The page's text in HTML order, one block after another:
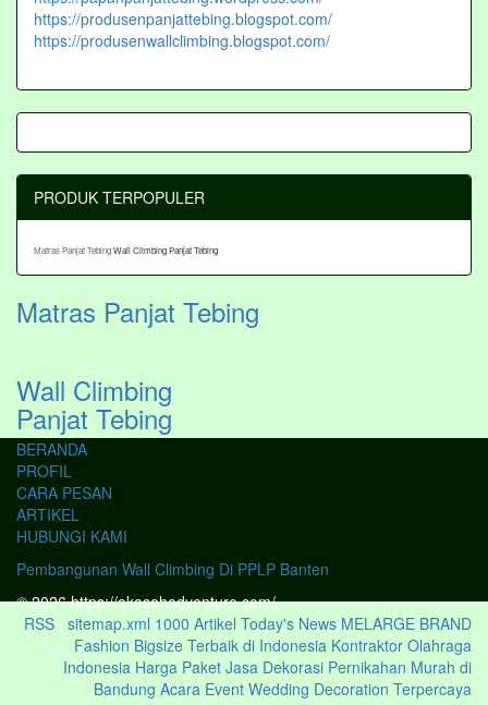
https://produsenpanjattebing.blogspot.com/
https://produsenwallclimbing.blogspot.com/
PRODUK TERPOPULER
Matras Panjat TebingWall Climbing Panjat Tebing
Matras Panjat Tebing
Wall Climbing
Panjat Tebing
BERANDA
PROFIL
CARA PESAN
ARTIKEL
HUBUNGI KAMI
Pembangunan Wall Climbing Di PPLP Banten
© 2026 https://akasahadventure.com/
RSS | sitemap.xml 1000 Artikel Today's News MELARGE BRAND
Fashion Bigsize Terbaik di Indonesia Kontraktor Olahraga
Indonesia Harga Paket Jasa Dekorasi Pernikahan Murah di
Bandung Acara Event Wedding Decoration Terpercaya